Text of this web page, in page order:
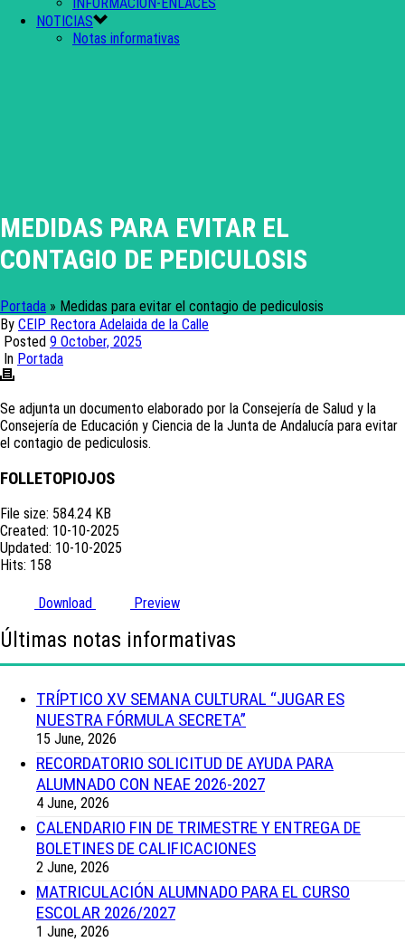
NOTICIAS
Notas informativas
MEDIDAS PARA EVITAR EL
CONTAGIO DE PEDICULOSIS
Portada » Medidas para evitar el contagio de pediculosis
By CEIP Rectora Adelaida de la Calle
Posted 9 October, 2025
In Portada
Se adjunta un documento elaborado por la Consejería de Salud y la
Consejería de Educación y Ciencia de la Junta de Andalucía para evitar
el contagio de pediculosis.
FOLLETOPIOJOS
File size: 584.24 KB
Created: 10-10-2025
Updated: 10-10-2025
Hits: 158
Download Preview
Últimas notas informativas
TRÍPTICO XV SEMANA CULTURAL “JUGAR ES
NUESTRA FÓRMULA SECRETA”
15 June, 2026
RECORDATORIO SOLICITUD DE AYUDA PARA
ALUMNADO CON NEAE 2026-2027
4 June, 2026
CALENDARIO FIN DE TRIMESTRE Y ENTREGA DE
BOLETINES DE CALIFICACIONES
2 June, 2026
MATRICULACIÓN ALUMNADO PARA EL CURSO
ESCOLAR 2026/2027
1 June, 2026